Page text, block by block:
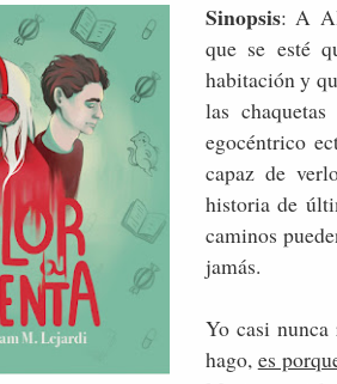
Sinopsis:A
que se esté
habitación y
las
egocéntrico
capaz de
historia de
caminos
jamás.
Yo casi nunca
hago, es